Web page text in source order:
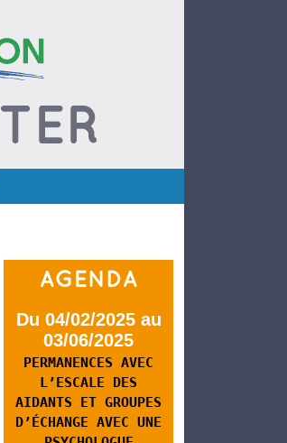
Du 04/02/2025 au
03/06/2025
PERMANENCES AVEC
L’ESCALE DES
AIDANTS ET GROUPES
D’ÉCHANGE AVEC UNE